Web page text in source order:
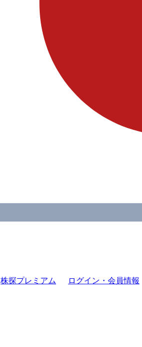
株探プレミアム ログイン・会員情報